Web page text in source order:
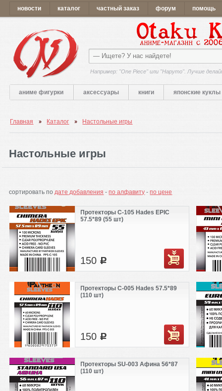
новости каталог частный заказ форум помощь
Например: "One Piece" или "Наруто". Лучше
аниме фигурки аксессуары книги японские куклы
Главная Каталог Настольные игры
Настольные игры
сортировать подате добавления -по алфавиту -по цене
Протекторы C-105 Hades EPIC
57.5*89 (55 шт)
150 c
Протекторы C-005 Hades 57.5*89
(110 шт)
150 c
Протекторы SU-003 Афина 56*87
(110 шт)